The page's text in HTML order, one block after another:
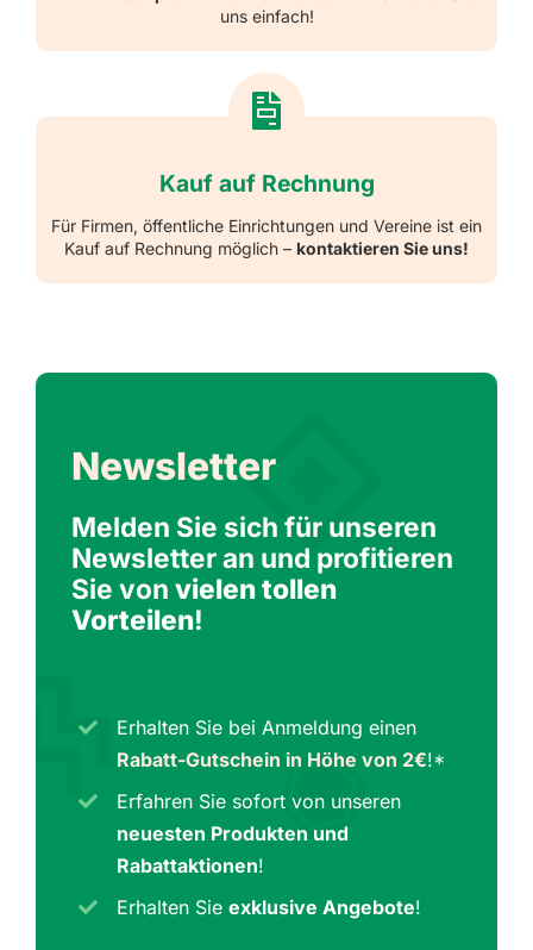
uns einfach!
Kauf auf Rechnung
Für Firmen, öffentliche Einrichtungen und Vereine ist ein
Kauf auf Rechnung möglich – kontaktieren Sie uns!
Newsletter
Melden Sie sich für unseren
Newsletter an und profitieren
Sie von vielen tollen
Vorteilen!
Erhalten Sie bei Anmeldung einen
Rabatt-Gutschein in Höhe von 2€!*
Erfahren Sie sofort von unseren
neuesten Produkten und
Rabattaktionen!
Erhalten Sieexklusive Angebote!